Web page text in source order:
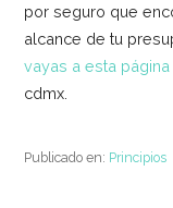
por seguro que
alcance de tu
vayas a esta página
cdmx.
Publicado en: Principios